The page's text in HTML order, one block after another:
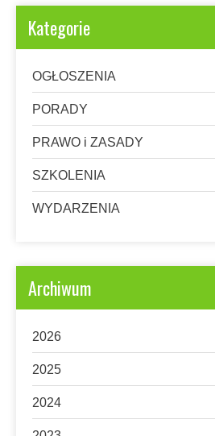
Kategorie
OGŁOSZENIA
PORADY
PRAWO i ZASADY
SZKOLENIA
WYDARZENIA
Archiwum
2026
2025
2024